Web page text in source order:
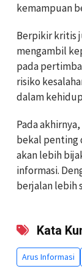
kemampuan
Berpikir kritis
mengambil
pada
risiko
dalam
Pada
bekal penting
akan lebih
informasi.
berjalan lebih
Kata
Arus Informasi